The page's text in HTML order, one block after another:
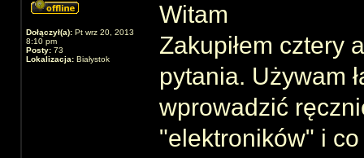
Dołączył(a): Pt wrz 20, 2013
8:10 pm
Posty: 73
Lokalizacja: Białystok
Witam
Zakupiłem cztery
pytania. Używam
wprowadzić
"elektroników" i